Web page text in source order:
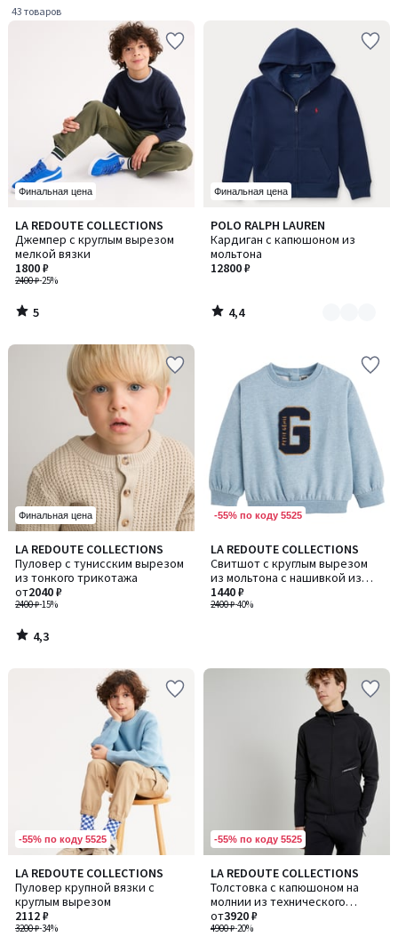
43 товаров
Финальная цена
LA REDOUTE COLLECTIONS
Джемпер с круглым вырезом
мелкой вязки
2400 ₽-25%
1800 ₽
5
/
5
5
/
Финальная цена
POLO RALPH LAUREN
Кардиган с капюшоном из
мольтона
12800 ₽
4,4
/ 5
Количество
цветов:
2
4,4
/
Финальная цена
LA REDOUTE COLLECTIONS
Пуловер с тунисским вырезом
из тонкого трикотажа
2400 ₽-15%
от2040 ₽
4,3
/ 5
4,3
/
-55% по коду 5525
LA REDOUTE COLLECTIONS
Свитшот с круглым вырезом
из мольтона с нашивкой из
ткани букле
2400 ₽-40%
1440 ₽
-55% по коду 5525
LA REDOUTE COLLECTIONS
Пуловер крупной вязки с
круглым вырезом
3200 ₽-34%
2112 ₽
-55% по коду 5525
LA REDOUTE COLLECTIONS
Толстовка с капюшоном на
молнии из технического
материала
4900 ₽-20%
от3920 ₽